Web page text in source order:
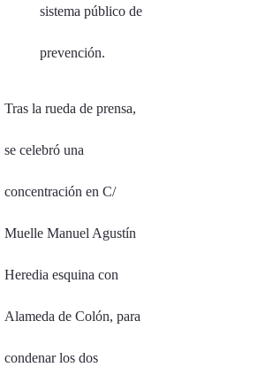
sistema público de
prevención.
Tras la rueda de prensa,
se celebró una
concentración en C/
Muelle Manuel Agustín
Heredia esquina con
Alameda de Colón, para
condenar los dos